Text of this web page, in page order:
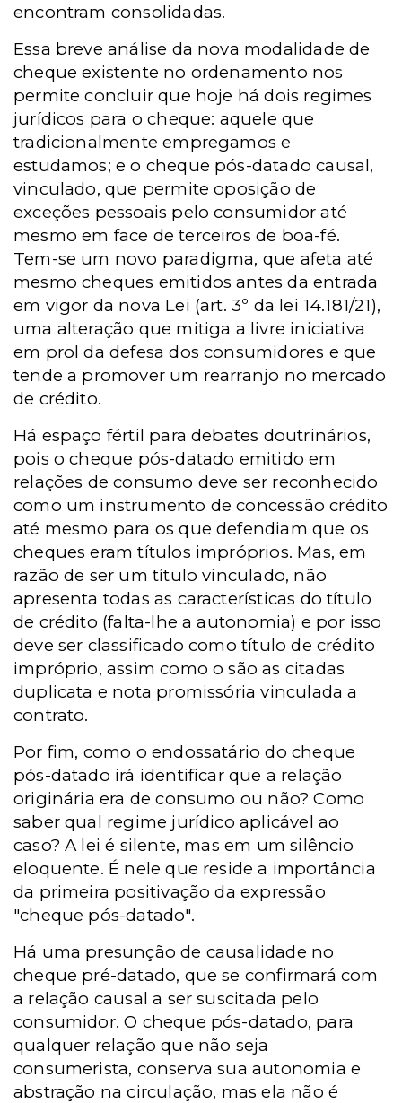
encontram consolidadas.
Essa breve análise da nova modalidade de
cheque existente no ordenamento nos
permite concluir que hoje há dois regimes
jurídicos para o cheque: aquele que
tradicionalmente empregamos e
estudamos; e o cheque pós-datado causal,
vinculado, que permite oposição de
exceções pessoais pelo consumidor até
mesmo em face de terceiros de boa-fé.
Tem-se um novo paradigma, que afeta até
mesmo cheques emitidos antes da entrada
em vigor da nova Lei (art. 3º da lei 14.181/21),
uma alteração que mitiga a livre iniciativa
em prol da defesa dos consumidores e que
tende a promover um rearranjo no mercado
de crédito.
Há espaço fértil para debates doutrinários,
pois o cheque pós-datado emitido em
relações de consumo deve ser reconhecido
como um instrumento de concessão crédito
até mesmo para os que defendiam que os
cheques eram títulos impróprios. Mas, em
razão de ser um título vinculado, não
apresenta todas as características do título
de crédito (falta-lhe a autonomia) e por isso
deve ser classificado como título de crédito
impróprio, assim como o são as citadas
duplicata e nota promissória vinculada a
contrato.
Por fim, como o endossatário do cheque
pós-datado irá identificar que a relação
originária era de consumo ou não? Como
saber qual regime jurídico aplicável ao
caso? A lei é silente, mas em um silêncio
eloquente. É nele que reside a importância
da primeira positivação da expressão
"cheque pós-datado".
Há uma presunção de causalidade no
cheque pré-datado, que se confirmará com
a relação causal a ser suscitada pelo
consumidor. O cheque pós-datado, para
qualquer relação que não seja
consumerista, conserva sua autonomia e
abstração na circulação, mas ela não é